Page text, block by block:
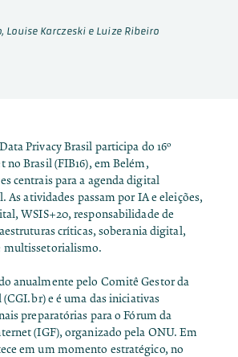
Karczeski e Luize Ribeiro
Privacy Brasil participa do 16º
no Brasil (FIB16), em Belém,
centrais para a agenda digital
As atividades passam por IA e eleições,
WSIS+20, responsabilidade de
críticas, soberania digital,
multissetorialismo.
anualmente pelo Comitê Gestor da
(CGI.br) e é uma das iniciativas
preparatórias para o Fórum da
(IGF), organizado pela ONU. Em
em um momento estratégico, no